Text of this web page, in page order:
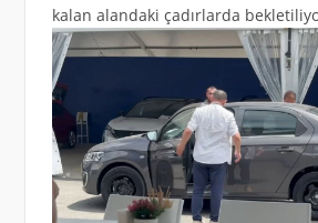
kalan alandaki çadırlarda